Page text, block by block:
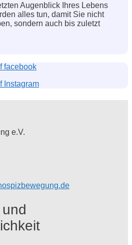
Augenblick Ihres Lebens
alles tun, damit Sie nicht
sondern auch bis zuletzt
facebook
Instagram
e.V.